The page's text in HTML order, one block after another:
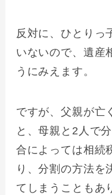
反対に、ひとりっ
いないので、遺産
うにみえます。
ですが、父親が亡
と、母親と2人で
合によっては相続
り、分割の方法を
てしまうこともあ